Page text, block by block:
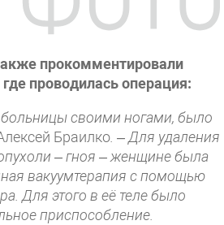
прокомментировали
проводилась операция:
больницы своими ногами, было
Браилко. – Для удаления
– гноя – женщине была
вакуумтерапия с помощью
Для этого в её теле было
приспособление.